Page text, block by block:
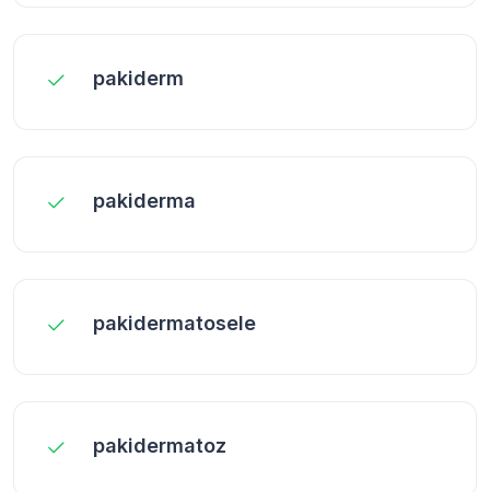
pakiderm
pakiderma
pakidermatosele
pakidermatoz